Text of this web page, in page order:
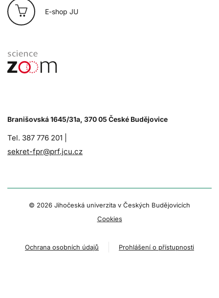
E-shop JU
Branišovská 1645/31a, 370 05 České Budějovice
Tel. 387 776 201 |
sekret-fpr@prf.jcu.cz
© 2026 Jihočeská univerzita v Českých Budějovicích
Cookies
Ochrana osobních údajů Prohlášení o přístupnosti